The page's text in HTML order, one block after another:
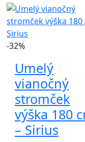
-32%
Umelý
vianočný
stromček
výška 180
– Sirius